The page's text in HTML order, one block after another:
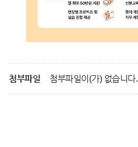
첨부파일 첨부파일이(가) 없습니다.